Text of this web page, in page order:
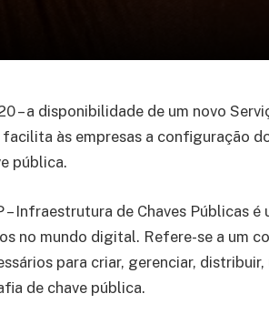
– a disponibilidade de um novo
às empresas a configuração
pública.
Infraestrutura de Chaves Públicas é
no mundo digital. Refere-se a um
para criar, gerenciar, distribuir,
de chave pública.